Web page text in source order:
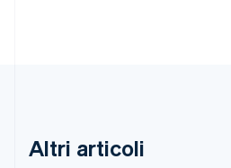
Altri articoli
Finlandia